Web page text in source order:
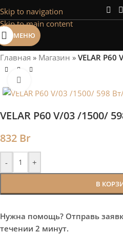
Skip to navigation
Skip to main content
Сэкономим Ваше
Рассчитаем мощность |
наличии и
Скидки
МЕНЮ
Главная » Магазин » VELAR P60
VELAR P60 V/03 /1500/
832 Br
- +
В
Нужна помощь? Отправь
течении 2 минут.